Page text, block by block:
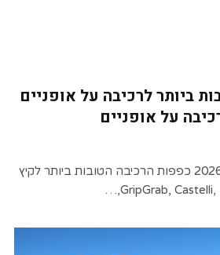
ביותר לרכיבה על אופניים
על אופניים
עודכן לאחרונה:11 ביוני 2026 כפפות הרכיבה הטובות ביותר לקיץ